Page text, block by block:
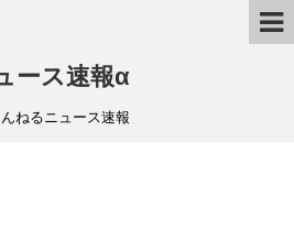
ース速報α
ねるニュース速報